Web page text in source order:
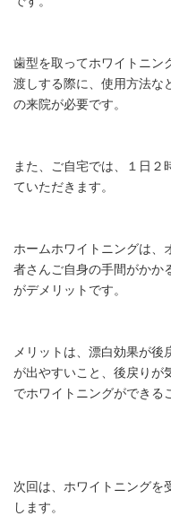
歯型を取ってホワイトニン
渡しする際に、使用方法な
の来院が必要です。
また、ご自宅では、１日２
ていただきます。
ホームホワイトニングは、
者さんご自身の手間がかか
がデメリットです。
メリットは、漂白効果が後
が出やすいこと、後戻りが
でホワイトニングができる
次回は、ホワイトニングを
します。